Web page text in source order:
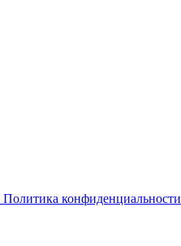
Политика конфиденциальности